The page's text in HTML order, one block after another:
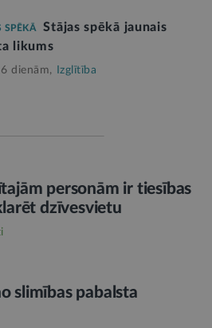
SPĒKĀ
Stājas spēkā jaunais
likums
6 dienām, Izglītība
personām ir tiesības
dzīvesvietu
slimības pabalsta